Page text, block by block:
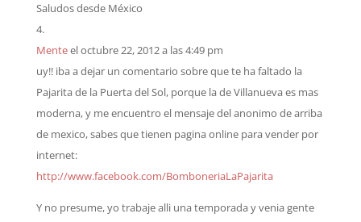
Saludos desde México
Menteel octubre 22, 2012 a las 4:49 pm
uy!! iba a dejar un comentario sobre que te ha faltado la
Pajarita de la Puerta del Sol, porque la de Villanueva es mas
moderna, y me encuentro el mensaje del anonimo de arriba
de mexico, sabes que tienen pagina online para vender por
internet:
http://www.facebook.com/BomboneriaLaPajarita
Y no presume, yo trabaje alli una temporada y venia gente